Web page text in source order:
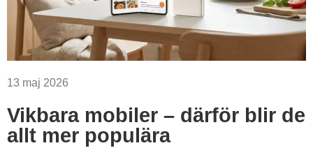
13 maj 2026
Vikbara mobiler – därför blir de
allt mer populära